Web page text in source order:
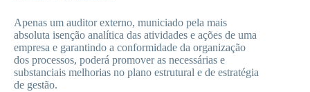
Apenas um auditor externo, municiado pela mais
absoluta isenção analítica das atividades e ações de uma
empresa e garantindo a conformidade da organização
dos processos, poderá promover as necessárias e
substanciais melhorias no plano estrutural e de estratégia
de gestão.